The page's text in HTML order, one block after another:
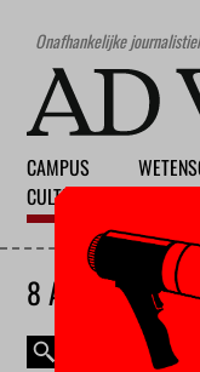
Onafhankelijke
CAMPUS
CULTUUR
8 AUGUSTUS